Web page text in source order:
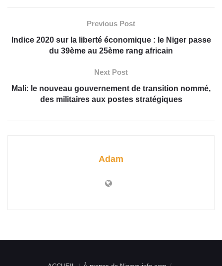
Previous Post
Indice 2020 sur la liberté économique : le Niger passe
du 39ème au 25ème rang africain
Next Post
Mali: le nouveau gouvernement de transition nommé,
des militaires aux postes stratégiques
Adam